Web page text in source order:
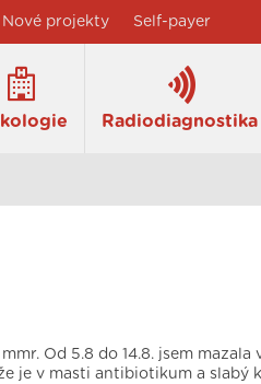
Nové projekty Self-payer
Radiodiagnostika
Od 5.8 do 14.8. jsem mazala
je v masti antibiotikum a slabý